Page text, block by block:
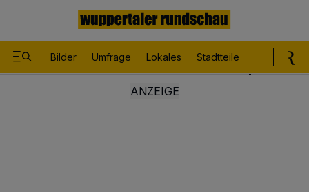
Bilder Umfrage Lokales Stadtteile